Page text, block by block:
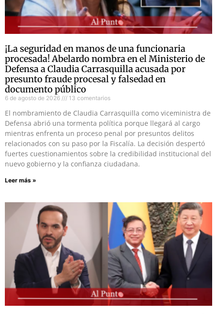
¡La seguridad en manos de una funcionaria
procesada! Abelardo nombra en el Ministerio de
Defensa a Claudia Carrasquilla acusada por
presunto fraude procesal y falsedad en
documento público
6 de agosto de 2026 13 comentarios
El nombramiento de Claudia Carrasquilla como viceministra de
Defensa abrió una tormenta política porque llegará al cargo
mientras enfrenta un proceso penal por presuntos delitos
relacionados con su paso por la Fiscalía. La decisión despertó
fuertes cuestionamientos sobre la credibilidad institucional del
nuevo gobierno y la confianza ciudadana.
Leer más »